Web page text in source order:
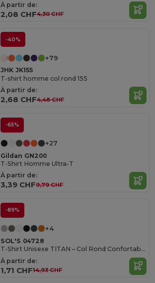
À partir de:
2,08 CHF4,30 CHF
-40%
+79
JHK JK155
T-shirt homme col rond 155
À partir de:
2,68 CHF4,48 CHF
-65%
+27
Gildan GN200
T-Shirt Homme Ultra-T
À partir de:
3,39 CHF9,79 CHF
-89%
+4
SOL'S 04728
T-Shirt Unisexe TITAN – Col Rond Confortable
À partir de:
1,71 CHF14,93 CHF